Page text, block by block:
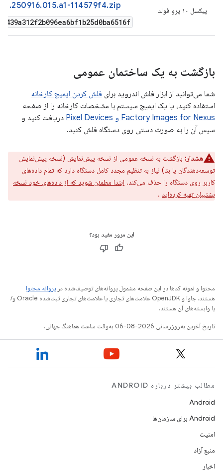
پیکسل ۱۰ پرو فولد 114579f4.zip
بازگشت به یک ساختمان عمومی
شما می‌توانید از ابزار فلش اندروید برای فلش کردن ایمیج کارخانه
استفاده کنید، یا یک ایمیج سیستم با مشخصات کارخانه را از صفحه
Factory Images for Nexus و Pixel Devices
دریافت کنید و
سپس آن را به صورت دستی روی دستگاه فلش کنید.
هشدار: بازگشت به نسخه عمومی از نسخه پیش‌نمایش (نسخه پیش‌نمایش
توسعه‌دهندگان یا بتا) نیاز به تنظیم مجدد کامل دستگاه دارد که تمام داده‌های
کاربر روی دستگاه را حذف می‌کند. ابتدا مطمئن شوید که از داده‌های خود نسخه
پشتیبان تهیه کرده‌اید .
این مرور مفید بود؟
محتوا و نمونه کدها در این صفحه مشمول پروانه‌های توصیف‌شده در پروانه محتوا
هستند. جاوا و OpenJDK علامت‌های تجاری یا علامت‌های تجاری ثبت‌شده Oracle و/
یا وابسته‌های آن هستند.
تاریخ آخرین به‌روزرسانی 2026-08-06 به‌وقت ساعت هماهنگ جهانی.
مطالب بیشتر درباره ANDROID
Android
Android برای سازمان‌ها
امنیت
منبع آزاد
اخبار